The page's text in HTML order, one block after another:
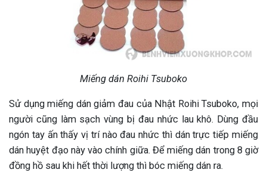
Miếng dán Roihi Tsuboko
Sử dụng miếng dán giảm đau của Nhật Roihi Tsuboko, mọi
người cũng làm sạch vùng bị đau nhức lau khô. Dùng đầu
ngón tay ấn thấy vị trí nào đau nhức thì dán trực tiếp miếng
dán huyệt đạo này vào chính giữa. Để miếng dán trong 8 giờ
đồng hồ sau khi hết thời lượng thì bóc miếng dán ra.